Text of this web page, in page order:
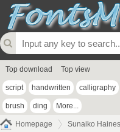
Top download Top view
script handwritten calligraphy
brush ding More...
Homepage Sunaiko